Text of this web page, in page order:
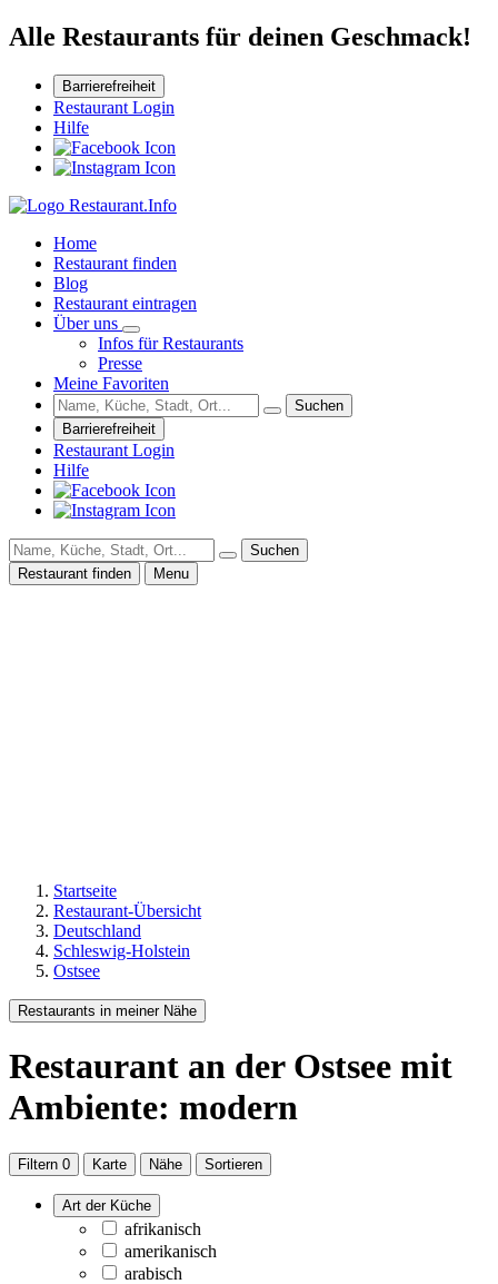
Alle Restaurants für deinen Geschmack!
Barrierefreiheit
Restaurant Login
Hilfe
Home
Restaurant finden
Blog
Restaurant eintragen
Über uns
Infos für Restaurants
Presse
Meine Favoriten
Suchen
Barrierefreiheit
Restaurant Login
Hilfe
Suchen
Restaurant finden
Menu
Startseite
Restaurant-Übersicht
Deutschland
Schleswig-Holstein
Ostsee
Restaurants in meiner Nähe
Restaurant an der Ostsee mit
Ambiente: modern
Filtern 0 Karte Nähe Sortieren
Art der Küche
afrikanisch
amerikanisch
arabisch